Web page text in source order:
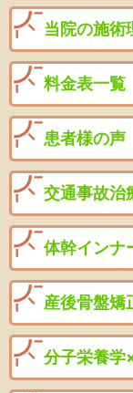
当院の施術
料金表一覧
患者様の声
交通事故治
体幹インナ
産後骨盤矯
分子栄養学